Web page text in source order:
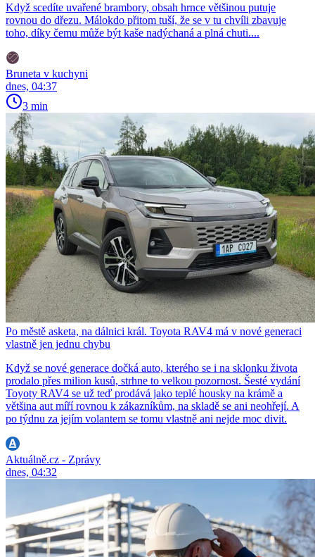
Když scedíte uvařené brambory, obsah hrnce většinou putuje
rovnou do dřezu. Málokdo přitom tuší, že se v tu chvíli zbavuje
toho, díky čemu může být kaše nadýchaná a plná chuti....
Bruneta v kuchyni
dnes, 04:37
3 min
Po městě asketa, na dálnici král. Toyota RAV4 má v nové generaci
vlastně jen jednu chybu
Když se nové generace dočká auto, kterého se i na sklonku života
prodalo přes milion kusů, strhne to velkou pozornost. Šesté vydání
Toyoty RAV4 se už teď prodává jako teplé housky na krámě a
většina aut míří rovnou k zákazníkům, na skladě se ani neohřejí. A
po týdnu za jejím volantem se tomu vlastně ani nejde moc divit.
Aktuálně.cz - Zprávy
dnes, 04:32